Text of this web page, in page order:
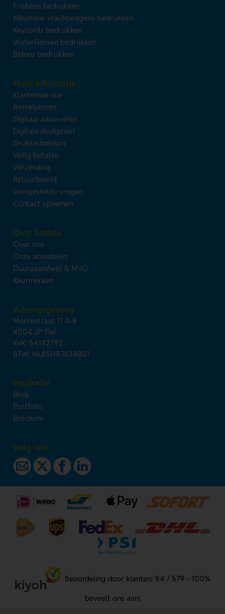
Frisbees bedrukken
Miniatuur vrachtwagens bedrukken
Keycords bedrukken
Waterflessen bedrukken
Bidons bedrukken
Meer informatie
Klantenservice
Bestelproces
Digitaal aanleveren
Digitale drukproef
Druktechnieken
Veilig betalen
Verzending
Retourbeleid
Veelgestelde vragen
Contact opnemen
Over Lavista
Over ons
Onze voordelen
Duurzaamheid & MVO
Keurmerken
Adresgegevens
Morsestraat 11 A-B
4004 JP Tiel
KvK: 54142792
BTW: NL851187638B01
Inspiratie
Blog
Portfolio
Brochure
Volg ons
Beoordeling door klanten: 9.4 / 579 - 100%
beveelt ons aan!